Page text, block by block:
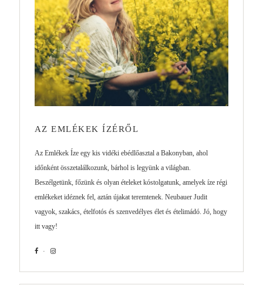
AZ EMLÉKEK ÍZÉRŐL
Az Emlékek Íze egy kis vidéki ebédlőasztal a Bakonyban, ahol
időnként összetalálkozunk, bárhol is legyünk a világban.
Beszélgetünk, főzünk és olyan ételeket kóstolgatunk, amelyek íze régi
emlékeket idéznek fel, aztán újakat teremtenek. Neubauer Judit
vagyok, szakács, ételfotós és szenvedélyes élet és ételimádó. Jó, hogy
itt vagy!